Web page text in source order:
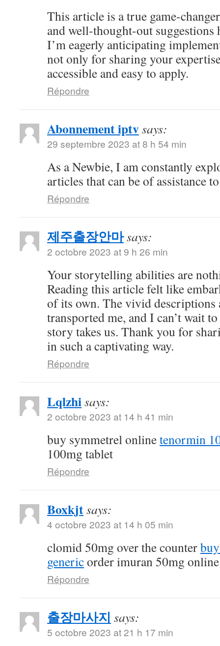
This article is a true game-
and well-thought-out
I’m eagerly anticipating
not only for sharing your
accessible and easy to apply.
Répondre
Abonnement iptvsays:
29 septembre 2023 at 8 h 54 min
As a Newbie, I am constantly
articles that can be of assistance
Répondre
제주출장안마says:
2 octobre 2023 at 9 h 26 min
Your storytelling abilities are
Reading this article felt like
of its own. The vivid descriptions
transported me, and I can’t wait
story takes us. Thank you for
in such a captivating way.
Répondre
Lqlzhisays:
2 octobre 2023 at 14 h 41 min
buy symmetrel onlinetenormin
100mg tablet
Répondre
Boxkjtsays:
4 octobre 2023 at 14 h 05 min
clomid 50mg over the counter
genericorder imuran 50mg online
Répondre
출장마사지 says:
5 octobre 2023 at 21 h 17 min